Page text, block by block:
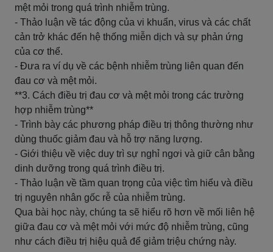
mệt mỏi trong quá trình nhiễm trùng.
- Thảo luận về tác động của vi khuẩn, virus và các chất
cản trở khác đến hệ thống miễn dịch và sự phản ứng
của cơ thể.
- Đưa ra ví dụ về các bệnh nhiễm trùng liên quan đến
đau cơ và mệt mỏi.
**3. Cách điều trị đau cơ và mệt mỏi trong các trường
hợp nhiễm trùng**
- Trình bày các phương pháp điều trị thông thường như
dùng thuốc giảm đau và hỗ trợ năng lượng.
- Giới thiệu về việc duy trì sự nghỉ ngơi và giữ cân bằng
dinh dưỡng trong quá trình điều trị.
- Thảo luận về tầm quan trọng của việc tìm hiểu và điều
trị nguyên nhân gốc rễ của nhiễm trùng.
Qua bài học này, chúng ta sẽ hiểu rõ hơn về mối liên hệ
giữa đau cơ và mệt mỏi với mức độ nhiễm trùng, cũng
như cách điều trị hiệu quả để giảm triệu chứng này.